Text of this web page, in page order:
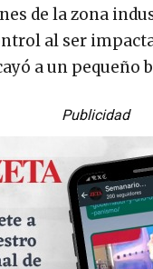
de la zona
al ser
a un pequeño
Publicidad